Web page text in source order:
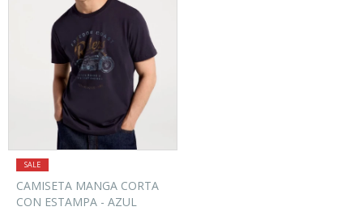
CAMISETA MANGA CORTA
CON ESTAMPA - AZUL